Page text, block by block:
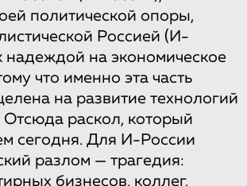
политической опоры,
Россией (И-
надеждой на экономическое
что именно эта часть
на развитие технологий
раскол, который
сегодня. Для И-России
разлом — трагедия:
бизнесов, коллег,